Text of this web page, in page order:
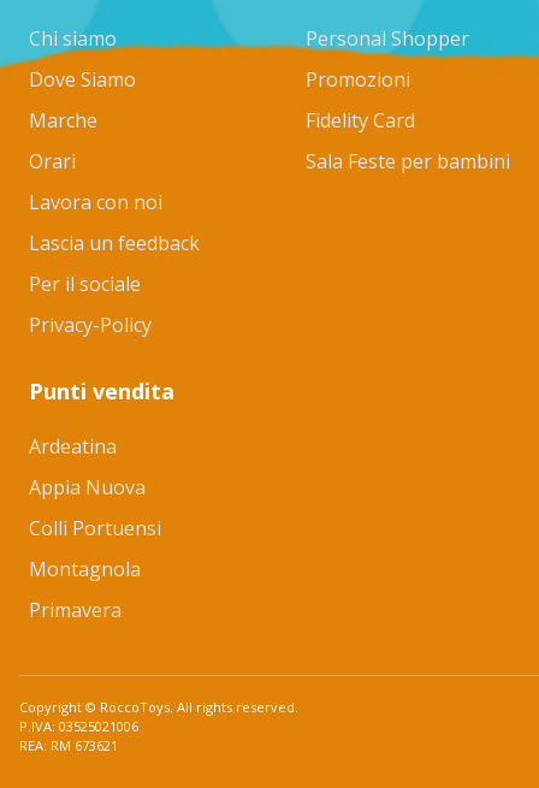
Chi siamo
Dove Siamo
Marche
Orari
Lavora con noi
Lascia un feedback
Per il sociale
Privacy-Policy
Personal Shopper
Promozioni
Fidelity Card
Sala Feste per bambini
Punti vendita
Ardeatina
Appia Nuova
Colli Portuensi
Montagnola
Primavera
Copyright © RoccoToys. All rights reserved.
P.IVA: 03525021006
REA: RM 673621